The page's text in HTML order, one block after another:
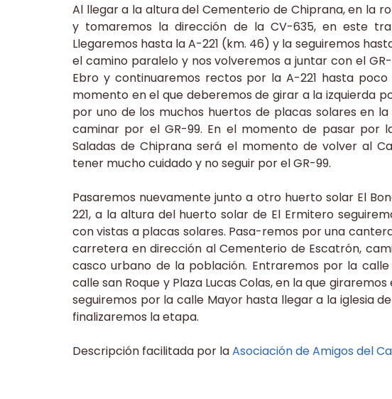
Al llegar a la altura del Cementerio de Chiprana, en la
y tomaremos la dirección de la CV-635, en este
Llegaremos hasta la A-221 (km. 46) y la seguiremos
el camino paralelo y nos volveremos a juntar con el
Ebro y continuaremos rectos por la A-221 hasta
momento en el que deberemos de girar a la izquierda
por uno de los muchos huertos de placas solares en
caminar por el GR-99. En el momento de pasar por
Saladas de Chiprana será el momento de volver al
tener mucho cuidado y no seguir por el GR-99.
Pasaremos nuevamente junto a otro huerto solar El
221, a la altura del huerto solar de El Ermitero
con vistas a placas solares. Pasa-remos por una
carretera en dirección al Cementerio de Escatrón,
casco urbano de la población. Entraremos por la
calle san Roque y Plaza Lucas Colas, en la que
seguiremos por la calle Mayor hasta llegar a la iglesia
finalizaremos la etapa.
Descripción facilitada por laAsociación de Amigos del